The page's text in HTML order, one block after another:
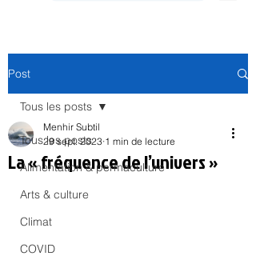
Post
Tous les posts
Alimentation & permaculture
Arts & culture
Climat
COVID
Tous les posts
La « fréquence de l’univers »
Menhir Subtil
29 sept. 2023 1 min de lecture